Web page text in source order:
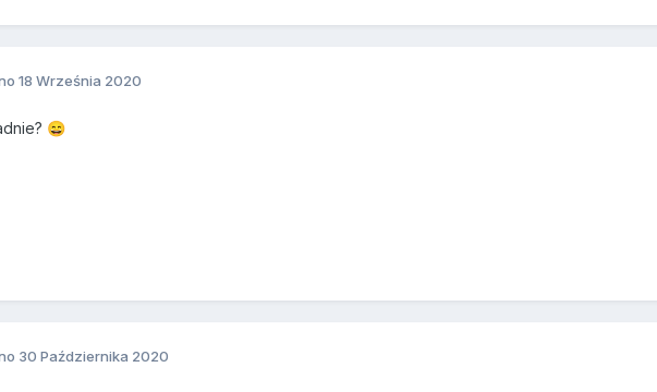
18 Września 2020
😄
30 Października 2020